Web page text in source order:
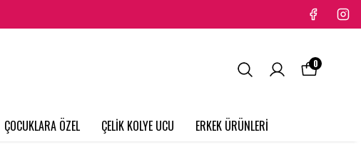
ÇOCUKLARA ÖZEL ÇELİK KOLYE UCU ERKEK ÜRÜNLERİ
0